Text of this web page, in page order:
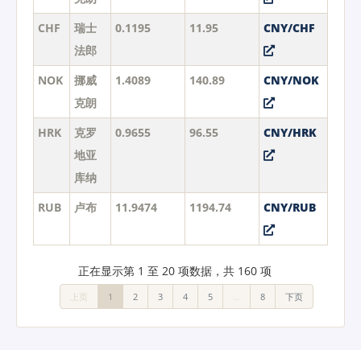
CHF
瑞士
法郎
0.1195 11.95 CNY/CHF
NOK
挪威
克朗
1.4089 140.89 CNY/NOK
HRK
克罗
地亚
库纳
0.9655 96.55 CNY/HRK
RUB 卢布 11.9474 1194.74 CNY/RUB
正在显示第 1 至 20 项数据，共 160 项
上页 1 2 3 4 5 … 8 下页